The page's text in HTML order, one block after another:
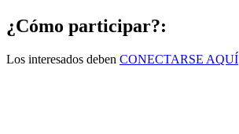
¿Cómo participar?:
Los interesados deben CONECTARSE AQUÍ